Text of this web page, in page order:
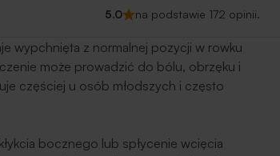
5.0 na podstawie 172 opinii.
wypchnięta z normalnej pozycji w rowku
może prowadzić do bólu, obrzęku i
częściej u osób młodszych i często
bocznego lub spłycenie wcięcia